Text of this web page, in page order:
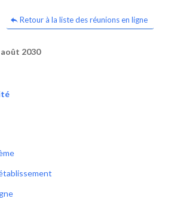
Retour à la liste des réunions en ligne
2030